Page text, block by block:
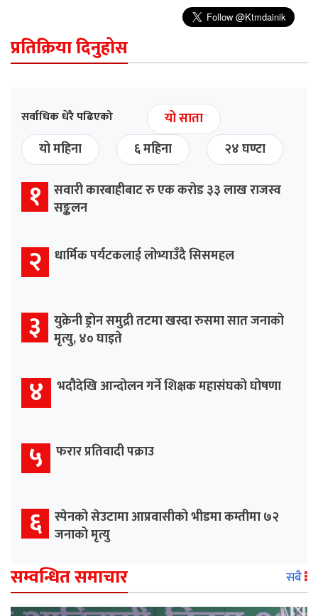
प्रतिक्रिया दिनुहोस
सर्वाधिक धेरै पढिएको
यो साता
यो महिना
६ महिना २४ घण्टा
१
सवारी कारबाहीबाट रु एक करोड ३३ लाख राजस्व
सङ्कलन
२ धार्मिक पर्यटकलाई लोभ्याउँदै सिसमहल
३
युक्रेनी ड्रोन समुद्री तटमा खस्दा रुसमा सात जनाको
मृत्यु, ४० घाइते
४ भदौदेखि आन्दोलन गर्ने शिक्षक महासंघको घोषणा
५ फरार प्रतिवादी पक्राउ
६ स्पेनको सेउटामा आप्रवासीको भीडमा कम्तीमा ७२
जनाको मृत्यु
सम्वन्धित समाचार सबै